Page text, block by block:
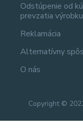
Odstúpenie od
prevzatia výrobku
Reklamácia
Alternatívny
O nás
Copyright ©